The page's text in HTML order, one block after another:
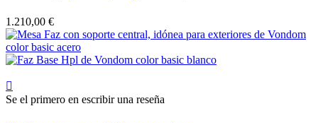
1.210,00 €

Se el primero en escribir una reseña